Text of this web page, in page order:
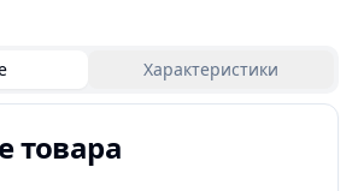
Характеристики
товара